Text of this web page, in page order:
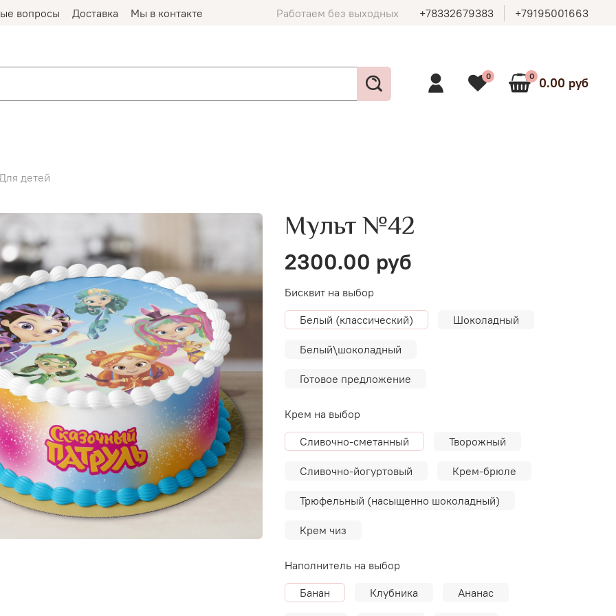
вопросы Доставка Мы в контакте Работаем без выходных +78332679383 +79195001663
0 0 0.00 руб
детей
Мульт №42
2300.00 руб
Бисквит на выбор
Белый (классический)
Шоколадный
Белый\шоколадный
Готовое предложение
Крем на выбор
Сливочно-сметанный
Творожный
Сливочно-йогуртовый Крем-брюле
Трюфельный (насыщенно шоколадный)
Крем чиз
Наполнитель на выбор
Банан
Клубника Ананас